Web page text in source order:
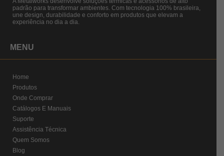
padrão para transformar ambientes. Com tecnologia 100% brasileira,
une design, durabilidade e conforto em produtos que elevam a
experiência no dia a dia.
MENU
Home
Produtos
Onde Comprar
Catálogos E Manuais
Suporte
Assistência Técnica
Quem Somos
Blog